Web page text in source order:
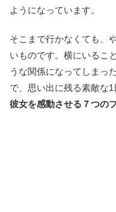
ようになっています。
そこまで行かなくても、
いものです。横にいるこ
うな関係になってしまっ
で、思い出に残る素敵な
彼女を感動させる７つの